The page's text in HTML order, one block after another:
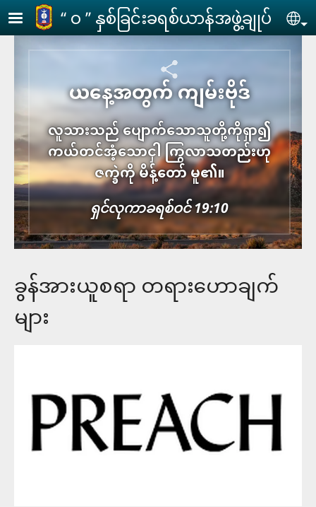
Skip to main content
‘‘ ဝ ’’ နှစ်ခြင်းခရစ်ယာန်အဖွဲ့ချုပ်
ယနေ့အတွက် ကျမ်းဗိုဒ်
လူသားသည် ပျောက်သောသူတို့ကိုရှာ၍
ကယ်တင်အံ့သောငှါ ကြွလာသတည်းဟု
ဇက္ခဲကို မိန့်တော် မူ၏။
ရှင်​လု​ကာ​ခ​ရစ်​ဝင် 19:10
ခွန်အားယူစရာ တရား​ဟောချက်
များ